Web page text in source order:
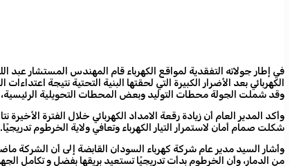
في إطار جولاته التفقدية لمواقع الكهرباء قام المهندس المستشار عبد
الكهربائي بعد الأضرار الكبيرة التي لحقتها البنية التحتية نتيجة اعتداءات
وقد شملت الجولة محطات التوليد وبعض المحطات التحويلية الرئيسية،
وأكد المدير العام أن زيادة رقعة الامداد الكهربائي خلال الفترة
شكلت صمام أمان لاستمرار التيار الكهرباء وتعافي ولاية الخرطوم تدريجيًا.
وأشار السيد مدير عام شركة كهرباء السودان القابضة إلى أن الشركة
من الدمار، وأن الخرطوم بدأت تدريجيًا تستعيد بريقها بفضل و تكامل